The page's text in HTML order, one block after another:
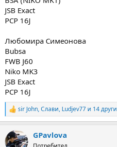
JSB Exact
PCP 16J
Любомира Симеонова
Bubsa
FWB J60
Niko MK3
JSB Exact
PCP 16J
R
e
c
t
sir John,Слави, Ludjev77 и 14 други
GPavlova